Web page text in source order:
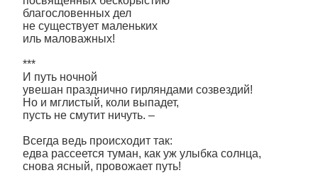
благословенных дел
не существует маленьких
иль маловажных!
***
И путь ночной
увешан празднично гирляндами созвездий!
Но и мглистый, коли выпадет,
пусть не смутит ничуть. –
Всегда ведь происходит так:
едва рассеется туман, как уж улыбка солнца,
снова ясный, провожает путь!